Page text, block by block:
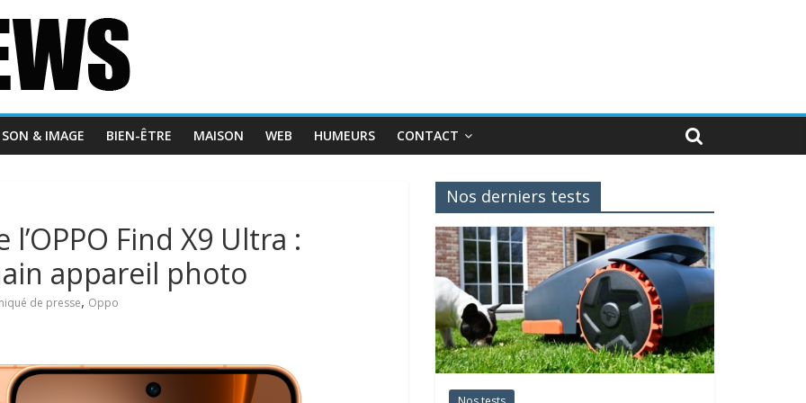
SON & IMAGE BIEN-ÊTRE MAISON WEB HUMEURS CONTACT
Find X9 Ultra :
appareil photo
de presse, Oppo
Nos derniers tests